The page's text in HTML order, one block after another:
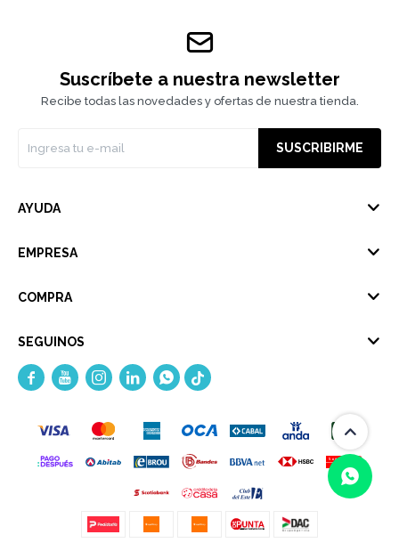
Suscríbete a nuestra newsletter
Recibe todas las novedades y ofertas de nuestra tienda.
SUSCRIBIRME
AYUDA
EMPRESA
COMPRA
SEGUINOS
    